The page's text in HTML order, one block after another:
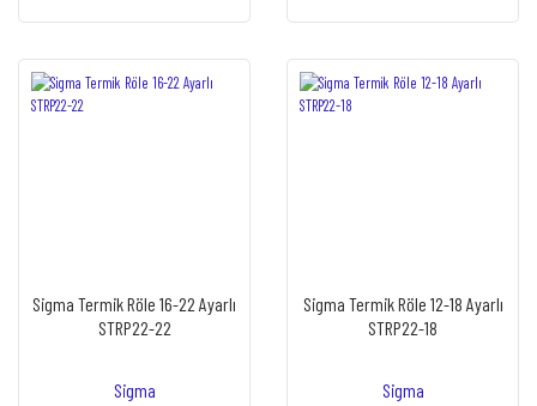
Sigma Termik Röle 16-22 Ayarlı
STRP22-22
Sigma
Sigma Termik Röle 12-18 Ayarlı
STRP22-18
Sigma